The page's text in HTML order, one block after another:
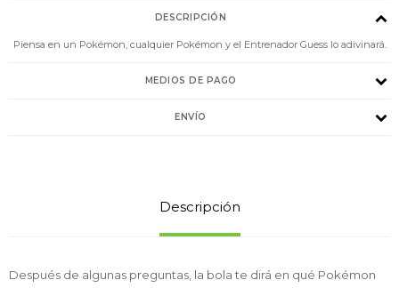
DESCRIPCIÓN
Piensa en un Pokémon, cualquier Pokémon y el Entrenador Guess lo adivinará.
MEDIOS DE PAGO
ENVÍO
Descripción
Después de algunas preguntas, la bola te dirá en qué Pokémon